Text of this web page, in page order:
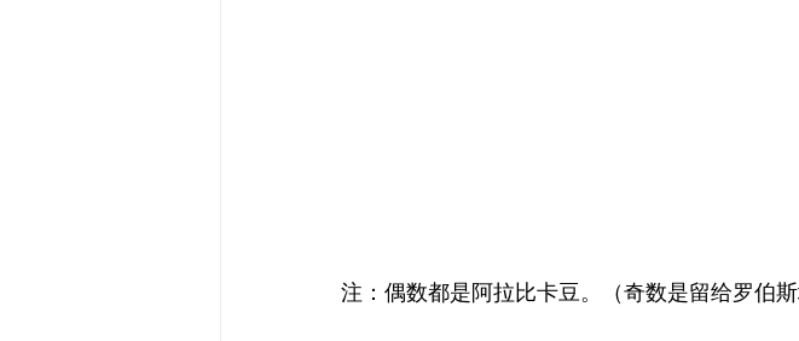
注：偶数都是阿拉比卡豆。（奇数是留给罗伯斯